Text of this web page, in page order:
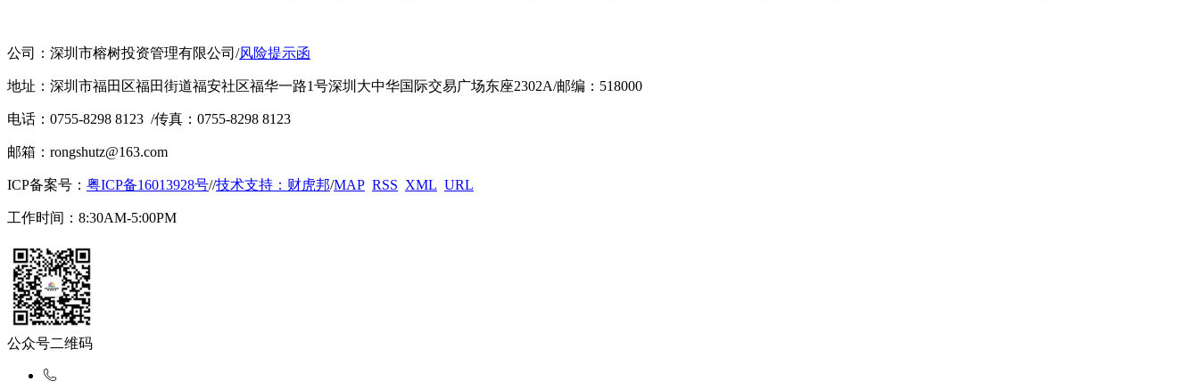
公司：深圳市榕树投资管理有限公司 /风险提示函
地址：深圳市福田区福田街道福安社区福华一路1号深圳大中华国际交易广场东座2302A/邮编：518000
电话：0755-8298 8123 /传真：0755-8298 8123
邮箱：rongshutz@163.com
ICP备案号： 粤ICP备16013928号//技术支持：财虎邦/MAP RSS XML URL
工作时间：8:30AM-5:00PM
公众号二维码